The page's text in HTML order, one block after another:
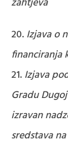
Izjava o
financiranja
Izjava
Gradu
izravan
sredstava